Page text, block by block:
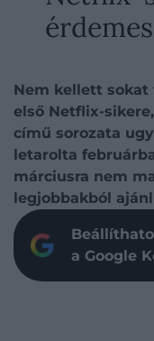
Nem kellett sokat
első Netflix-
című sorozata
letarolta
márciusra nem
legjobbakból
a Google